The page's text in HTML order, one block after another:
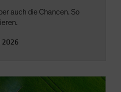
auch die Chancen. So
2026